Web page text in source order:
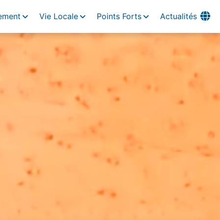
Vie Locale Points Forts Actualités
Événements
Hébergement
Points Forts